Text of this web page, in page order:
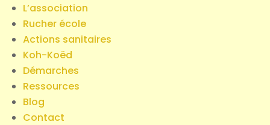
L’association
Rucher école
Actions sanitaires
Koh-Koëd
Démarches
Ressources
Blog
Contact